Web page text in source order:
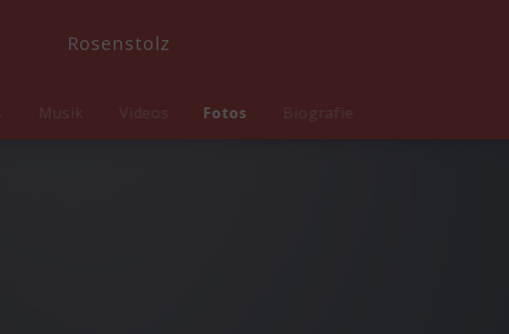
Rosenstolz
Musik Videos Fotos Biografie